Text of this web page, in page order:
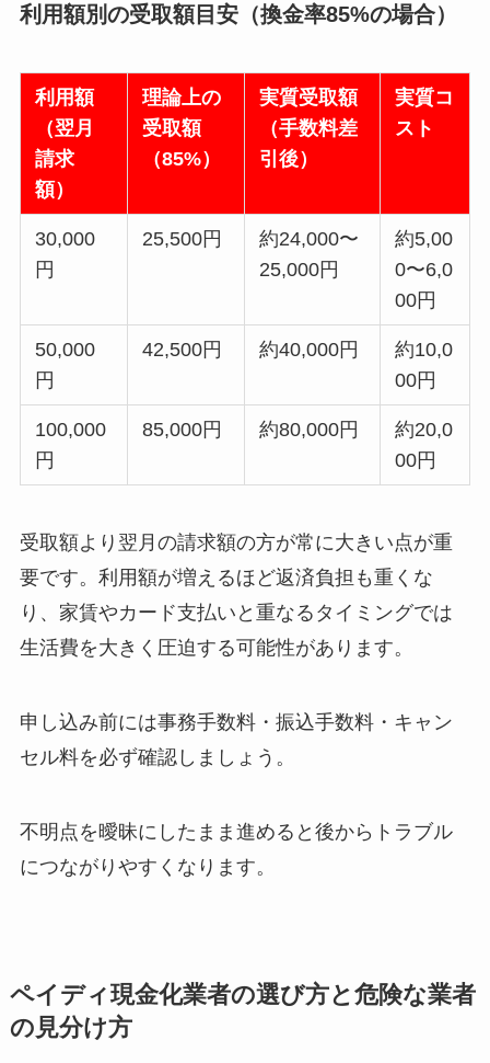
利用額別の受取額目安（換金率85%の場合）
利用額
（翌月
請求
額）
理論上の
受取額
（85%）
実質受取額
（手数料差
引後）
実質コ
スト
30,000
円
25,500円
約24,000〜
25,000円
約5,00
0〜6,0
00円
50,000
円
42,500円 約40,000円
約10,0
00円
100,000
円
85,000円 約80,000円
約20,0
00円
受取額より翌月の請求額の方が常に大きい点が重
要です。利用額が増えるほど返済負担も重くな
り、家賃やカード支払いと重なるタイミングでは
生活費を大きく圧迫する可能性があります。
申し込み前には事務手数料・振込手数料・キャン
セル料を必ず確認しましょう。
不明点を曖昧にしたまま進めると後からトラブル
につながりやすくなります。
ペイディ現金化業者の選び方と危険な業者
の見分け方